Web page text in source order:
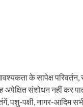
के सापेक्ष परिवर्तन,
संशोधन नहीं कर
पशु-पक्षी, नागर-आदिम